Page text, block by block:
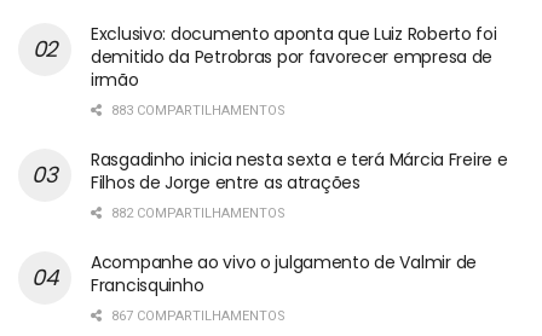
Exclusivo: documento aponta que Luiz Roberto foi
demitido da Petrobras por favorecer empresa de
irmão
883 COMPARTILHAMENTOS
Rasgadinho inicia nesta sexta e terá Márcia Freire e
Filhos de Jorge entre as atrações
882 COMPARTILHAMENTOS
Acompanhe ao vivo o julgamento de Valmir de
Francisquinho
867 COMPARTILHAMENTOS